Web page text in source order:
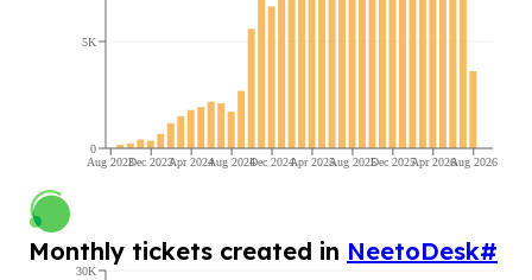
Aug 2023Dec 2023Apr 2024Aug 2024Dec 2024Apr 2025Aug 2025Dec 2025Apr 2026Aug 2026
0
5K
Monthly tickets created in NeetoDesk#
30K